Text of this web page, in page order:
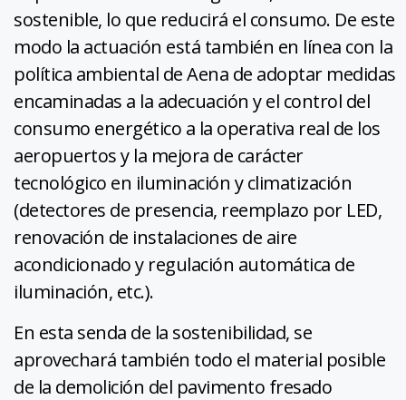
sostenible, lo que reducirá el consumo. De este
modo la actuación está también en línea con la
política ambiental de Aena de adoptar medidas
encaminadas a la adecuación y el control del
consumo energético a la operativa real de los
aeropuertos y la mejora de carácter
tecnológico en iluminación y climatización
(detectores de presencia, reemplazo por LED,
renovación de instalaciones de aire
acondicionado y regulación automática de
iluminación, etc.).
En esta senda de la sostenibilidad, se
aprovechará también todo el material posible
de la demolición del pavimento fresado